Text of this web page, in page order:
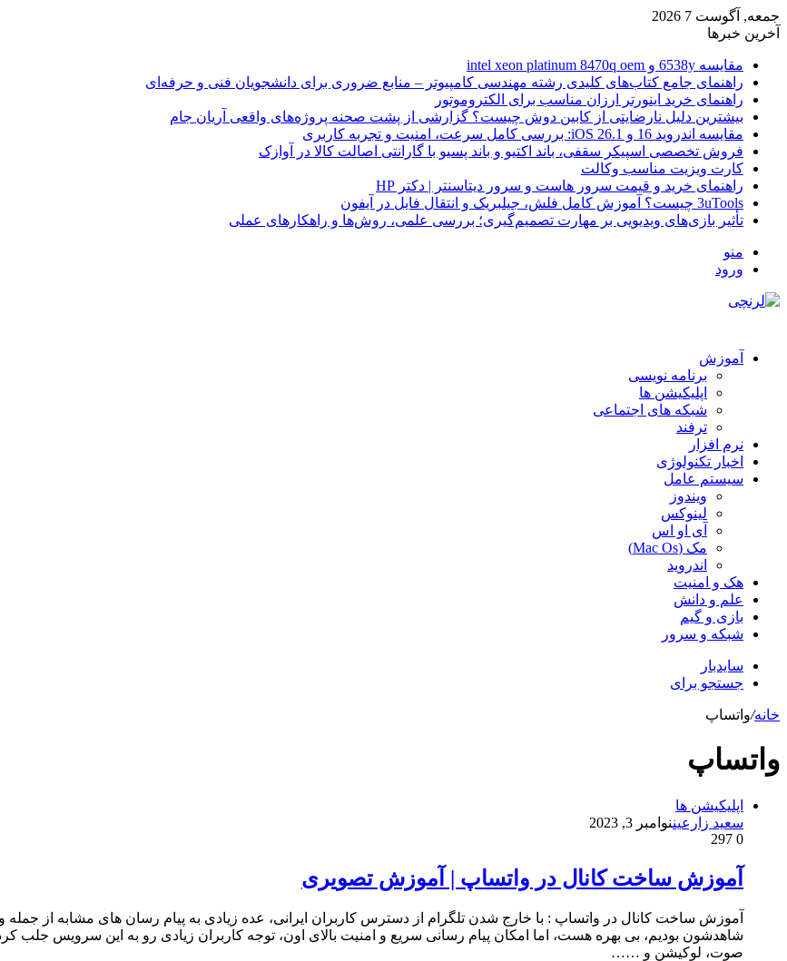
جمعه, آگوست 7 2026
آخرین خبرها
مقایسه 6538y و intel xeon platinum 8470q oem
راهنمای جامع کتاب‌های کلیدی رشته مهندسی کامپیوتر – منابع ضروری برای دانشجویان فنی و حرفه‌ای
راهنمای خرید اینورتر ارزان مناسب برای الکتروموتور
بیشترین دلیل نارضایتی از کابین دوش چیست؟ گزارشی از پشت صحنه پروژه‌های واقعی آریان جام
مقایسه اندروید 16 و iOS 26.1: بررسی کامل سرعت، امنیت و تجربه کاربری
فروش تخصصی اسپیکر سقفی، باند اکتیو و باند پسیو با گارانتی اصالت کالا در آوازک
کارت ویزیت مناسب وکالت
راهنمای خرید و قیمت سرور هاست و سرور دیتاسنتر | دکتر HP
3uTools چیست؟ آموزش کامل فلش، جیلبریک و انتقال فایل در آیفون
تأثیر بازی‌های ویدیویی بر مهارت تصمیم‌گیری؛ بررسی علمی، روش‌ها و راهکارهای عملی
منو
ورود
آموزش
برنامه نویسی
اپلیکیشن ها
شبکه های اجتماعی
ترفند
نرم افزار
اخبار تکنولوژی
سیستم عامل
ویندوز
لینوکس
آی او اس
مک (Mac Os)
اندروید
هک و امنیت
علم و دانش
بازی و گیم
شبکه و سرور
سایدبار
جستجو برای
خانه/واتساپ
واتساپ
اپلیکیشن ها
سعید زارعیننوامبر 3, 2023
0
آموزش ساخت کانال در واتساپ | آموزش تصویری
آموزش ساخت کانال در واتساپ : با خارج شدن تلگرام از دسترس کاربران ایرانی، عده زیادی به پیام رسان های مشابه از جمله
شاهدشون بودیم، بی بهره هست، اما امکان پیام رسانی سریع و امنیت بالای اون، توجه کاربران زیادی رو به این سرویس
صوت، لوکیشن و ……